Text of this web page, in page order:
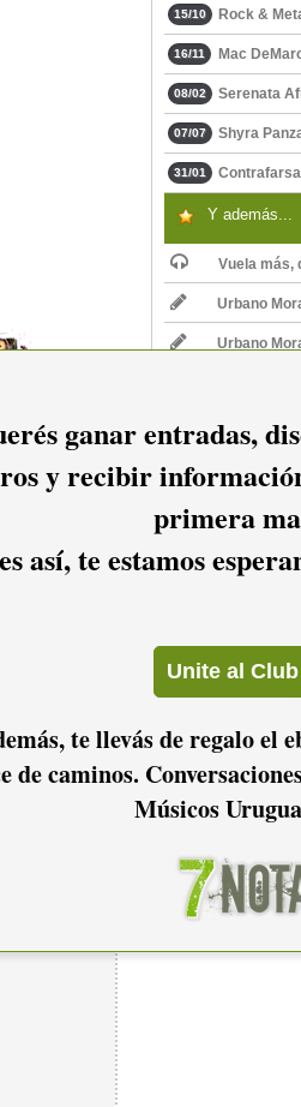
15/10 Rock &
16/11 Mac
08/02 Serenata
07/07 Shyra
31/01
Y además...
Vuela más,
Urbano
Urbano
Urbano
Urbano
ganar entradas,
y recibir
primera
así, te estamos
te llevás de regalo el
de caminos.
Músicos